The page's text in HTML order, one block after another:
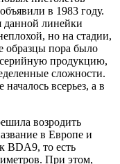
в 1983 году.
данной линейки
но на стадии,
образцы пора было
продукцию,
сложности.
всерьез, а в
возродить
в Европе и
BDA9, то есть
При этом,